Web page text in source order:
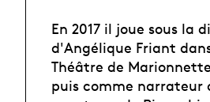
En 2017 il joue sous la
d'Angélique Friant
Théâtre de
puis comme narrateur